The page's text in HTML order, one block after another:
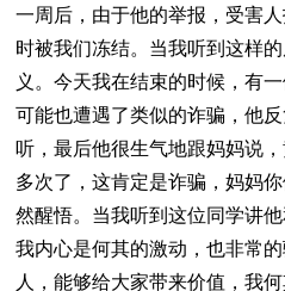
一周后，由于他的举报，受害
时被我们冻结。当我听到这样
义。今天我在结束的时候，有
可能也遭遇了类似的诈骗，他
听，最后他很生气地跟妈妈说
多次了，这肯定是诈骗，妈妈
然醒悟。当我听到这位同学讲
我内心是何其的激动，也非常
人，能够给大家带来价值，我何